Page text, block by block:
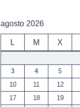
agosto 2026
L M X
3
4 5
10
11 12
17
18 19